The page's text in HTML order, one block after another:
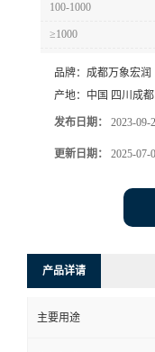
100-1000
≥1000
品牌： 成都万象宏润
产地： 中国 四川成都
发布日期： 2023-09-
更新日期： 2025-07-
产品详请
主要用途